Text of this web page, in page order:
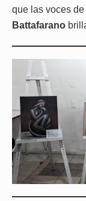
que las voces de
Battafarano